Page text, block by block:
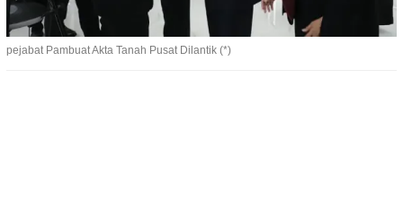
pejabat Pambuat Akta Tanah Pusat Dilantik (*)